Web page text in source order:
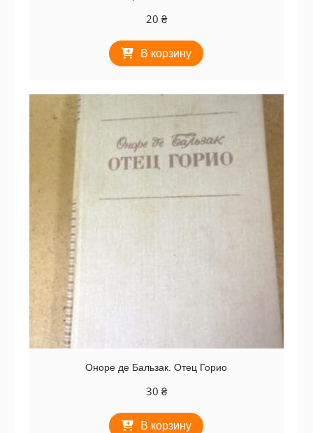
20 ₴
В корзину
Оноре де Бальзак. Отец Горио
30 ₴
В корзину